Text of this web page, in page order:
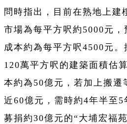
問時指出，目前在熟地上建
市場為每平方呎約5000元，
成本約為每平方呎4500元
120萬平方呎的建築面積估
本約為50億元，若加上搬遷
近60億元，需時約4年半至5
募捐約30億元的“大埔宏福